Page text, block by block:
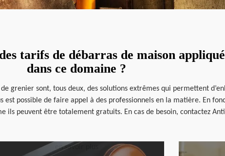
tarifs de débarras de maison
dans ce domaine ?
grenier sont, tous deux, des solutions extrêmes qui permettent
est possible de faire appel à des professionnels en la matière. En
ils peuvent être totalement gratuits. En cas de besoin, contactez
en savoir plus